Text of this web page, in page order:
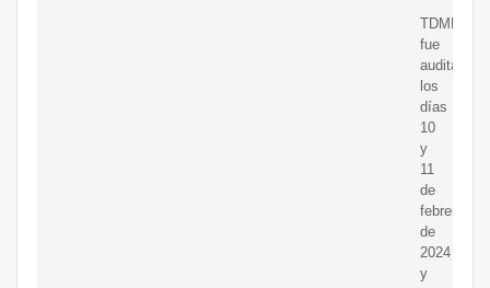
TDMP
fue
auditado
los
días
10
y
11
de
febrero
de
2024
y